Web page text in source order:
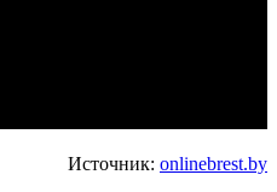
Источник: onlinebrest.by